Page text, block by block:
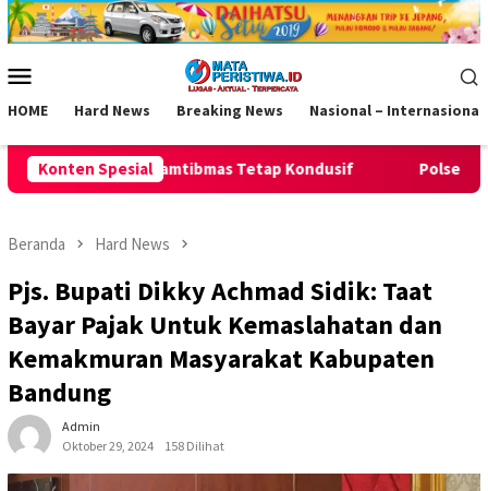
Loncat
ke
Mobile
HOME Hard News Breaking News Nasional – Internasional
Konten Spesial
Tetap Kondusif Polsek Pamarican Amankan
Beranda Hard News
Pjs. Bupati Dikky Achmad Sidik: Taat
Bayar Pajak Untuk Kemaslahatan dan
Kemakmuran Masyarakat Kabupaten
Bandung
Admin
Oktober 29, 2024
158 Dilihat